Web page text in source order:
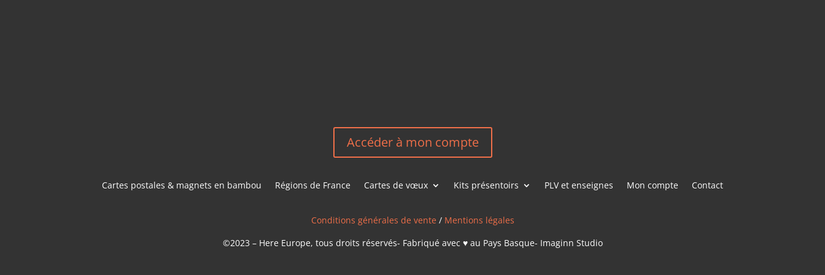
Accéder à mon compte
Cartes postales & magnets en bambou Régions de France Cartes de vœux Kits présentoirs PLV et enseignes Mon compte Contact
Conditions générales de vente / Mentions légales
©2023 – Here Europe, tous droits réservés- Fabriqué avec ♥ au Pays Basque- Imaginn Studio